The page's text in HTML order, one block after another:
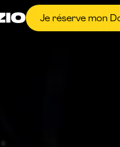
Je réserve mon